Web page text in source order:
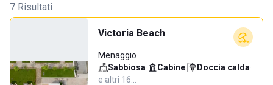
7 Risultati
Victoria Beach
Menaggio
Sabbiosa· Cabine· Doccia calda·
e altri 16…